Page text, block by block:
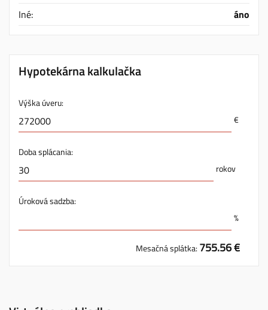
Iné:
áno
Hypotekárna kalkulačka
Výška úveru:
€
Doba splácania:
rokov
Úroková sadzba:
%
Mesačná splátka: 755.56 €